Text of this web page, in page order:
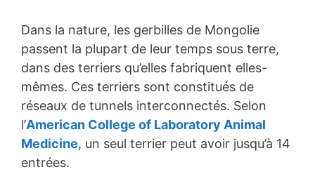
Dans la nature, les gerbilles de Mongolie
passent la plupart de leur temps sous terre,
dans des terriers qu’elles fabriquent elles-
mêmes. Ces terriers sont constitués de
réseaux de tunnels interconnectés. Selon
l’American College of Laboratory Animal
Medicine, un seul terrier peut avoir jusqu’à 14
entrées.